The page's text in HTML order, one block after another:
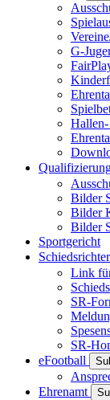
G-
Hallen-
Bilder
Bilder
Bilder
Sportgericht
Schiedsrichter
Link
SR-
SR-
eFootball
Ehrenamt